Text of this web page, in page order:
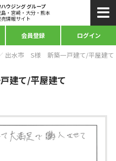
ウジング グループ
・宮崎・大分・熊本
売情報サイト
会員登録 ログイン
出水市 S様 新築一戸建て/平屋建て
建て/平屋建て